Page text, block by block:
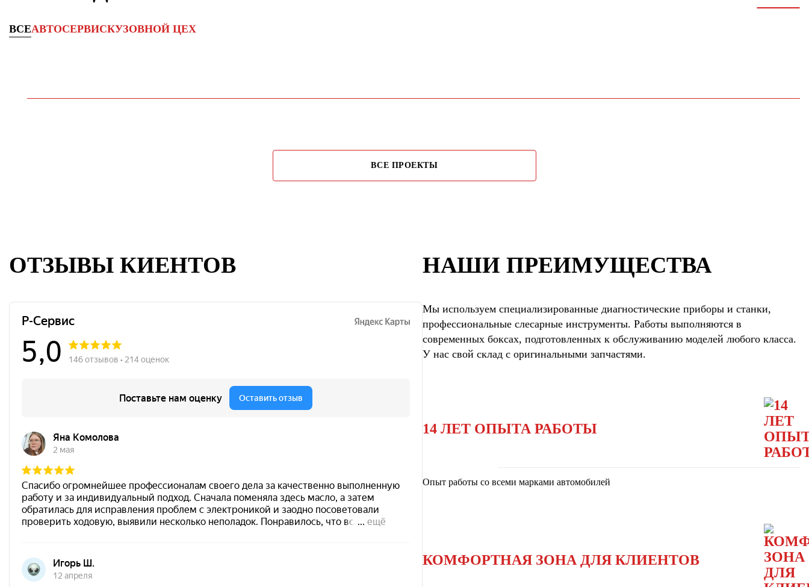
ВСЕАВТОСЕРВИСКУЗОВНОЙ ЦЕХ
ВСЕ ПРОЕКТЫ
ОТЗЫВЫ КИЕНТОВ НАШИ ПРЕИМУЩЕСТВА
Мы используем специализированные диагностические приборы и станки,
профессиональные слесарные инструменты. Работы выполняются в
современных боксах, подготовленных к обслуживанию моделей любого класса.
У нас свой склад с оригинальными запчастями.
14 ЛЕТ ОПЫТА РАБОТЫ
Опыт работы со всеми марками автомобилей
КОМФОРТНАЯ ЗОНА ДЛЯ КЛИЕНТОВ